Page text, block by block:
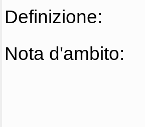
Definizione:
Nota d'ambito: